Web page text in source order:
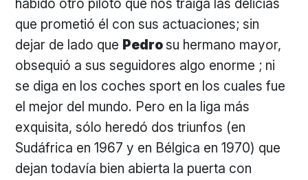
habido otro piloto que nos traiga las delicias
que prometió él con sus actuaciones; sin
dejar de lado que Pedrosu hermano mayor,
obsequió a sus seguidores algo enorme ; ni
se diga en los coches sport en los cuales fue
el mejor del mundo. Pero en la liga más
exquisita, sólo heredó dos triunfos (en
Sudáfrica en 1967 y en Bélgica en 1970) que
dejan todavía bien abierta la puerta con